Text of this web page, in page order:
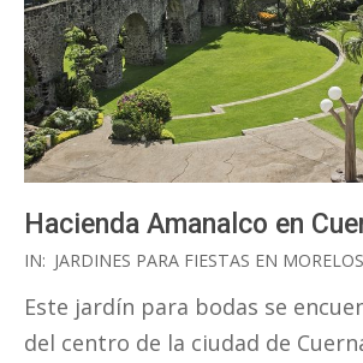
Hacienda Amanalco en
2019-
07-
13
IN: JARDINES PARA FIESTAS EN MORELOS
Este jardín para bodas se
del centro de la ciudad de